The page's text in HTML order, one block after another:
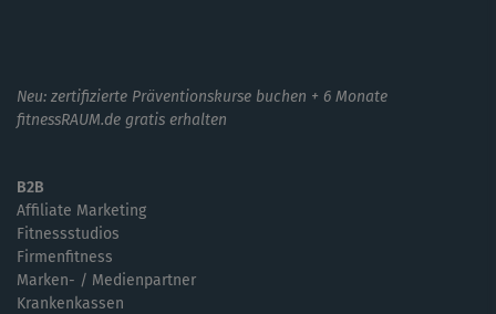
Neu: zertifizierte Präventionskurse buchen + 6 Monate
fitnessRAUM.de gratis erhalten
B2B
Affiliate Marketing
Fitnessstudios
Firmenfitness
Marken- / Medienpartner
Krankenkassen